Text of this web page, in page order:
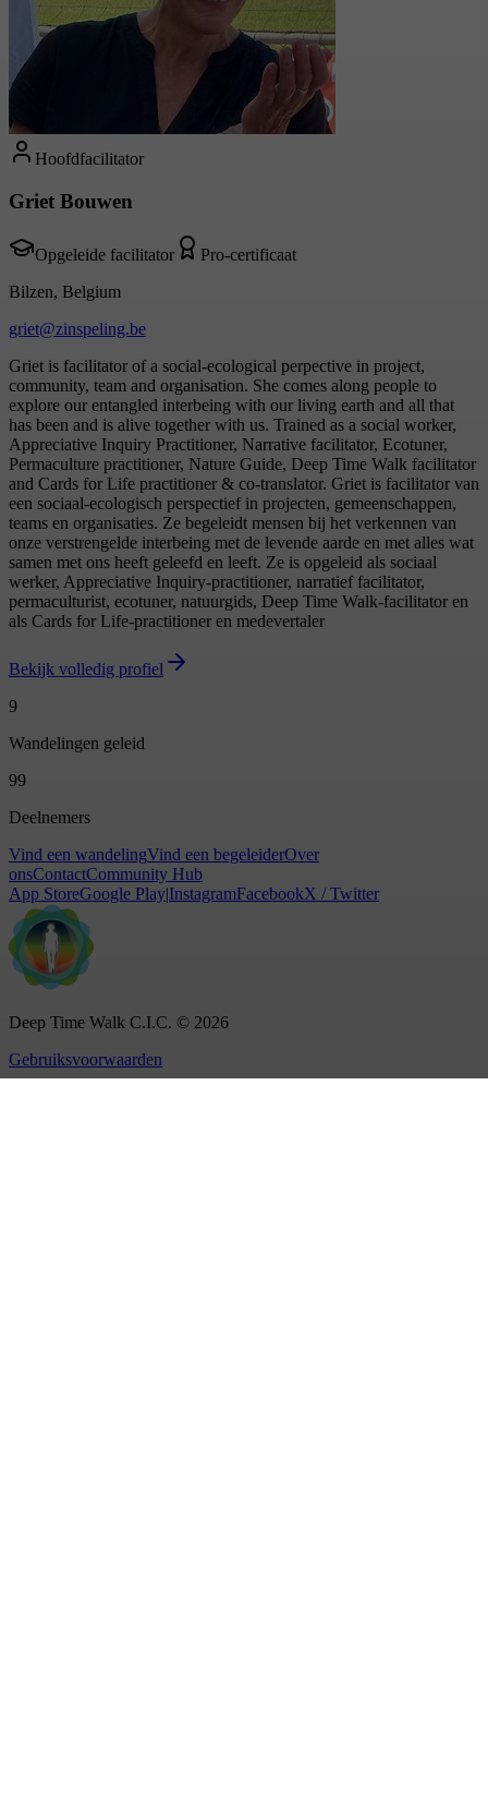
Hoofdfacilitator
Griet Bouwen
Opgeleide facilitator
Pro-certificaat
Bilzen, Belgium
griet@zinspeling.be
Griet is facilitator of a social-ecological perpective in project,
community, team and organisation. She comes along people to
explore our entangled interbeing with our living earth and all that
has been and is alive together with us. Trained as a social worker,
Appreciative Inquiry Practitioner, Narrative facilitator, Ecotuner,
Permaculture practitioner, Nature Guide, Deep Time Walk facilitator
and Cards for Life practitioner & co-translator. Griet is facilitator van
een sociaal‑ecologisch perspectief in projecten, gemeenschappen,
teams en organisaties. Ze begeleidt mensen bij het verkennen van
onze verstrengelde interbeing met de levende aarde en met alles wat
samen met ons heeft geleefd en leeft. Ze is opgeleid als sociaal
werker, Appreciative Inquiry‑practitioner, narratief facilitator,
permaculturist, ecotuner, natuurgids, Deep Time Walk‑facilitator en
als Cards for Life‑practitioner en medevertaler
Bekijk volledig profiel
9
Wandelingen geleid
99
Deelnemers
Vind een wandelingVind een begeleiderOver
onsContactCommunity Hub
App StoreGoogle Play|InstagramFacebookX / Twitter
Deep Time Walk C.I.C. © 2026
Gebruiksvoorwaarden